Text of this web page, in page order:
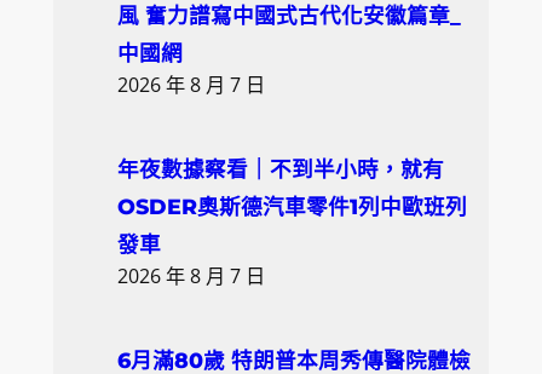
風 奮力譜寫中國式古代化安徽篇章_
中國網
2026 年 8 月 7 日
年夜數據察看｜不到半小時，就有
OSDER奧斯德汽車零件1列中歐班列
發車
2026 年 8 月 7 日
6月滿80歲 特朗普本周秀傳醫院體檢